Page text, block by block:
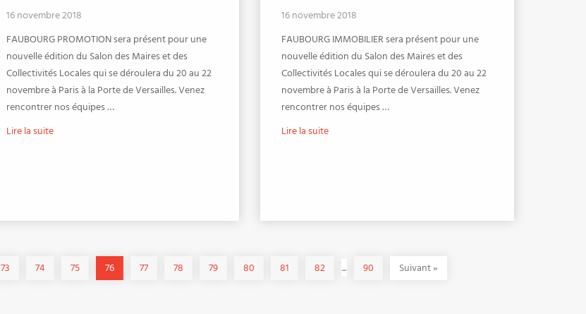
16 novembre 2018
FAUBOURG PROMOTION sera présent pour une
nouvelle édition du Salon des Maires et des
Collectivités Locales qui se déroulera du 20 au 22
novembre à Paris à la Porte de Versailles. Venez
rencontrer nos équipes …
Lire la suite
16 novembre 2018
FAUBOURG IMMOBILIER sera présent pour une
nouvelle édition du Salon des Maires et des
Collectivités Locales qui se déroulera du 20 au 22
novembre à Paris à la Porte de Versailles. Venez
rencontrer nos équipes …
Lire la suite
73 74 75 76 77 78 79 80 81 82 ... 90 Suivant»